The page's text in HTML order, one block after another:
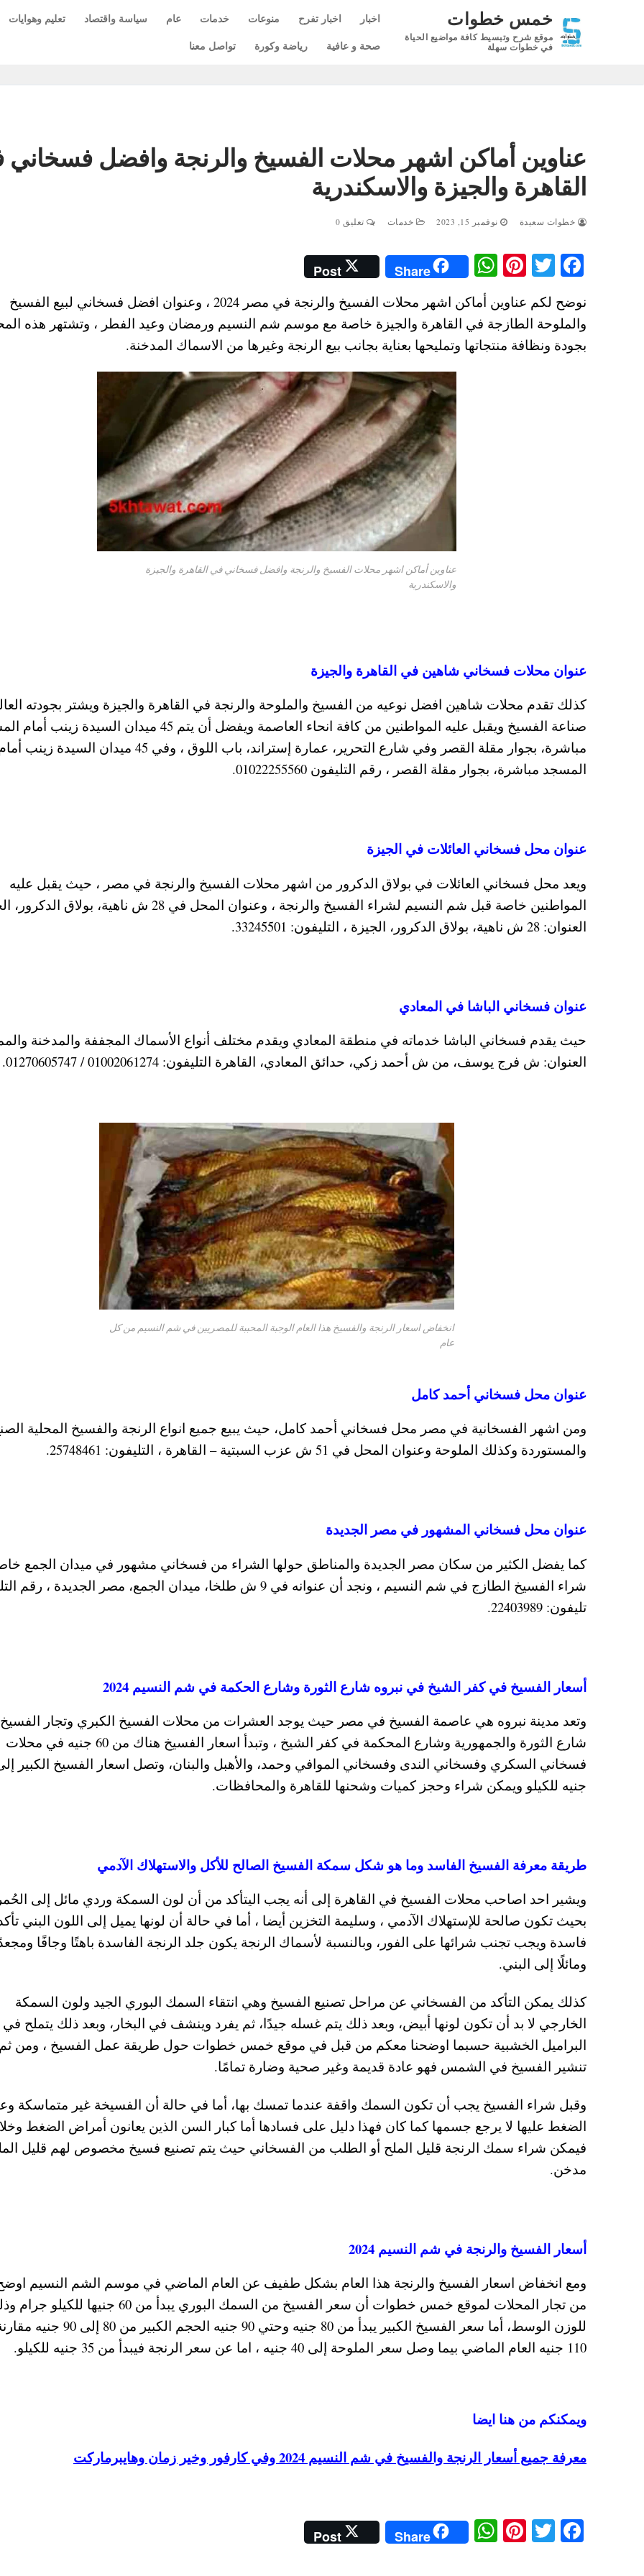
خمس خطوات
موقع شرح وتبسيط كافة مواضيع الحياة
في خطوات سهلة
اخبار اخبار تفرح منوعات خدمات عام سياسة واقتصاد تعليم وهوايات
صحة و عافية
رياضة وكورة تواصل معنا
عناوين أماكن اشهر محلات الفسيخ والرنجة وافضل
القاهرة والجيزة والاسكندرية
خطوات سعيدة نوفمبر 15, 2023 خدمات تعليق 0
Fa
ce
bo
ok
T
wi
tte
r
Pi
nt
er
es
t
W
ha
ts
A
pp
Share
Post
نوضح لكم عناوين أماكن اشهر محلات الفسيخ والرنجة في مصر 2024 ، وعنوان افضل فسخاني لبيع الفسيخ
والملوحة الطازجة في القاهرة والجيزة خاصة مع موسم شم النسيم ورمضان وعيد الفطر ، وتشتهر هذه
بجودة ونظافة منتجاتها وتمليحها بعناية بجانب بيع الرنجة وغيرها من الاسماك المدخنة.
عناوين أماكن اشهر محلات الفسيخ والرنجة وافضل فسخاني في القاهرة والجيزة
والاسكندرية
عنوان محلات فسخاني شاهين في القاهرة والجيزة
كذلك تقدم محلات شاهين افضل نوعيه من الفسيخ والملوحة والرنجة في القاهرة والجيزة ويشتر بجودته
صناعة الفسيخ ويقبل عليه المواطنين من كافة انحاء العاصمة ويفضل أن يتم 45 ميدان السيدة
مباشرة، بجوار مقلة القصر وفي شارع التحرير، عمارة إستراند، باب اللوق ، وفي 45 ميدان السيدة زينب
المسجد مباشرة، بجوار مقلة القصر ، رقم التليفون 01022255560.
عنوان محل فسخاني العائلات في الجيزة
ويعد محل فسخاني العائلات في بولاق الدكرور من اشهر محلات الفسيخ والرنجة في مصر ، حيث يقبل عليه
المواطنين خاصة قبل شم النسيم لشراء الفسيخ والرنجة ، وعنوان المحل في 28 ش ناهية،
العنوان: 28 ش ناهية، بولاق الدكرور، الجيزة ، التليفون: 33245501.
عنوان فسخاني الباشا في المعادي
حيث يقدم فسخاني الباشا خدماته في منطقة المعادي ويقدم مختلف أنواع الأسماك المجففة والمدخنة
العنوان: ش فرج يوسف، من ش أحمد زكي، حدائق المعادي، القاهرة التليفون: 01002061274 / 01270605747.
انخفاض اسعار الرنجة والفسيخ هذا العام الوجبة المحببة للمصريين في شم النسيم من كل
عام
عنوان محل فسخاني أحمد كامل
ومن اشهر الفسخانية في مصر محل فسخاني أحمد كامل، حيث يبيع جميع انواع الرنجة والفسيخ المحلية
والمستوردة وكذلك الملوحة وعنوان المحل في 51 ش عزب السبتية – القاهرة ، التليفون: 25748461.
عنوان محل فسخاني المشهور في مصر الجديدة
كما يفضل الكثير من سكان مصر الجديدة والمناطق حولها الشراء من فسخاني مشهور في ميدان الجمع
شراء الفسيخ الطازج في شم النسيم ، ونجد أن عنوانه في 9 ش طلخا، ميدان الجمع، مصر الجديدة ،
تليفون: 22403989.
أسعار الفسيخ في كفر الشيخ في نبروه شارع الثورة وشارع الحكمة في شم النسيم 2024
وتعد مدينة نبروه هي عاصمة الفسيخ في مصر حيث يوجد العشرات من محلات الفسيخ الكبري وتجار
شارع الثورة والجمهورية وشارع المحكمة في كفر الشيخ ، وتبدأ اسعار الفسيخ هناك من 60 جنيه في محلات
جنيه للكيلو ويمكن شراء وحجز كميات وشحنها للقاهرة والمحافظات.
طريقة معرفة الفسيخ الفاسد وما هو شكل سمكة الفسيخ الصالح للأكل والاستهلاك الآدمي
ويشير احد اصاحب محلات الفسيخ في القاهرة إلى أنه يجب اليتأكد من أن لون السمكة وردي مائل إلى
بحيث تكون صالحة للإستهلاك الآدمي ، وسليمة التخزين أيضا ، أما في حالة أن لونها يميل إلى اللون البني تأكد
فاسدة ويجب تجنب شرائها على الفور، وبالنسبة لأسماك الرنجة يكون جلد الرنجة الفاسدة باهتًا وجافًا
ومائلًا إلى البني.
كذلك يمكن التأكد من الفسخاني عن مراحل تصنيع الفسيخ وهي انتقاء السمك البوري الجيد ولون السمكة
الخارجي لا بد أن تكون لونها أبيض، وبعد ذلك يتم غسله جيدًا، ثم يفرد وينشف في البخار، وبعد ذلك يتملح في
البراميل الخشبية حسبما اوضحنا معكم من قبل في موقع خمس خطوات حول طريقة عمل الفسيخ ، ومن ثم
تنشير الفسيخ في الشمس فهو عادة قديمة وغير صحية وضارة تمامًا.
وقبل شراء الفسيخ يجب أن تكون السمك واقفة عندما تمسك بها، أما في حالة أن الفسيخة غير متماسكة
الضغط عليها لا يرجع جسمها كما كان فهذا دليل على فسادها أما كبار السن الذين يعانون أمراض الضغط
فيمكن شراء سمك الرنجة قليل الملح أو الطلب من الفسخاني حيث يتم تصنيع فسيخ مخصوص لهم قليل
مدخن.
أسعار الفسيخ والرنجة في شم النسيم 2024
ومع انخفاض اسعار الفسيخ والرنجة هذا العام بشكل طفيف عن العام الماضي في موسم الشم النسيم
من تجار المحلات لموقع خمس خطوات أن سعر الفسيخ من السمك البوري يبدأ من 60 جنيها
للوزن الوسط، أما سعر الفسيخ الكبير يبدأ من 80 جنيه وحتي 90 جنيه الحجم
110 جنيه العام الماضي بيما وصل سعر الملوحة إلى 40 جنيه ، اما عن سعر الرنجة فيبدأ من 35 جنيه للكيلو.
ويمكنكم من هنا ايضا
معرفة جميع أسعار الرنجة والفسيخ في شم النسيم 2024 وفي كارفور وخير زمان وهايبرماركت
Fa
T
Pi
W
ha
Share
Post